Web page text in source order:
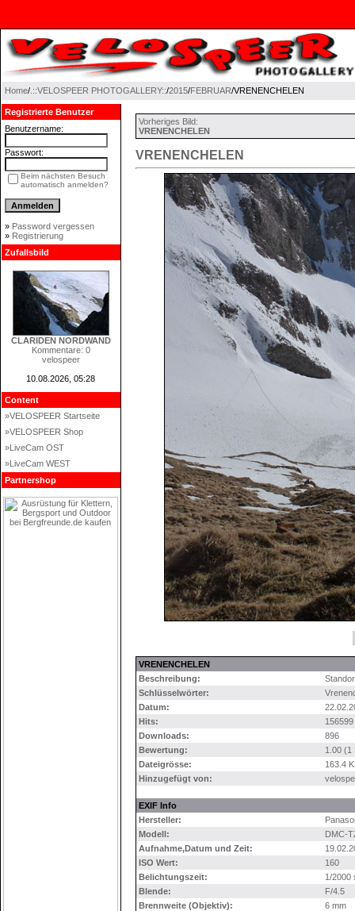
Home/ .::VELOSPEER PHOTOGALLERY::/2015/FEBRUAR/VRENENCHELEN
Registrierte Benutzer
Benutzername:
Passwort:
Beim nächsten Besuch
automatisch anmelden?
» Password vergessen
» Registrierung
Zufallsbild
CLARIDEN NORDWAND
Kommentare: 0
velospeer
10.08.2026, 05:28
Content
»VELOSPEER Startseite
»VELOSPEER Shop
»LiveCam OST
»LiveCam WEST
Partnershop
Vorheriges Bild:
VRENENCHELEN
VRENENCHELEN
VRENENCHELEN
Beschreibung:
Schlüsselwörter:
Datum:
Hits:
156599
Downloads:
896
Bewertung:
1.00 (1
Dateigrösse:
163.4
Hinzugefügt von:
EXIF Info
Hersteller:
Modell:
DMC-
Aufnahme,Datum und Zeit:
ISO Wert:
160
Belichtungszeit:
1/2000
Blende:
F/4.5
Brennweite (Objektiv):
6 mm